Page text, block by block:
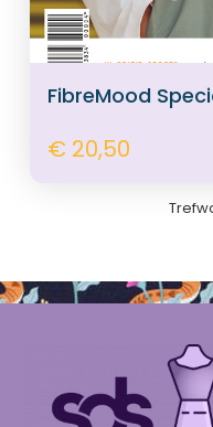
FibreMood
€ 20,50